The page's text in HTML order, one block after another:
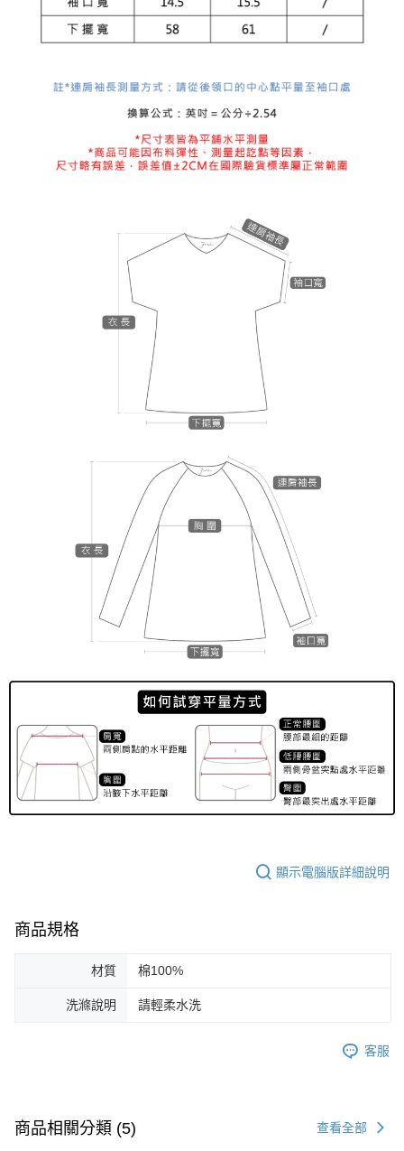
顯示電腦版詳細說明
商品規格
材質 棉100%
洗滌說明 請輕柔水洗
客服
商品相關分類 (5) 查看全部